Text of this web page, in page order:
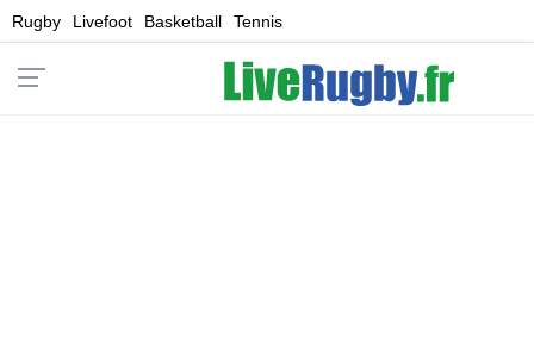
Rugby Livefoot Basketball Tennis